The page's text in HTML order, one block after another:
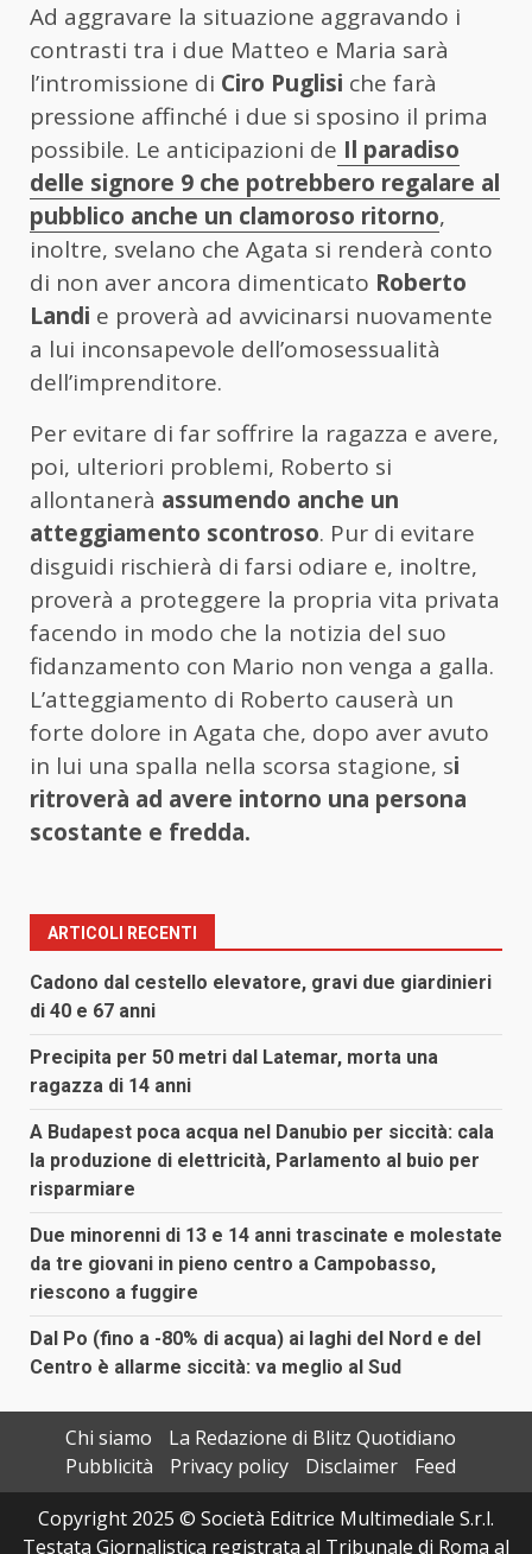
Ad aggravare la situazione aggravando i
contrasti tra i due Matteo e Maria sarà
l’intromissione di Ciro Puglisi che farà
pressione affinché i due si sposino il prima
possibile. Le anticipazioni de Il paradiso
delle signore 9 che potrebbero regalare al
pubblico anche un clamoroso ritorno,
inoltre, svelano che Agata si renderà conto
di non aver ancora dimenticato Roberto
Landi e proverà ad avvicinarsi nuovamente
a lui inconsapevole dell’omosessualità
dell’imprenditore.
Per evitare di far soffrire la ragazza e avere,
poi, ulteriori problemi, Roberto si
allontanerà assumendo anche un
atteggiamento scontroso. Pur di evitare
disguidi rischierà di farsi odiare e, inoltre,
proverà a proteggere la propria vita privata
facendo in modo che la notizia del suo
fidanzamento con Mario non venga a galla.
L’atteggiamento di Roberto causerà un
forte dolore in Agata che, dopo aver avuto
in lui una spalla nella scorsa stagione, si
ritroverà ad avere intorno una persona
scostante e fredda.
ARTICOLI RECENTI
Cadono dal cestello elevatore, gravi due giardinieri
di 40 e 67 anni
Precipita per 50 metri dal Latemar, morta una
ragazza di 14 anni
A Budapest poca acqua nel Danubio per siccità: cala
la produzione di elettricità, Parlamento al buio per
risparmiare
Due minorenni di 13 e 14 anni trascinate e molestate
da tre giovani in pieno centro a Campobasso,
riescono a fuggire
Dal Po (fino a -80% di acqua) ai laghi del Nord e del
Centro è allarme siccità: va meglio al Sud
Chi siamo
La Redazione di Blitz Quotidiano
Pubblicità
Privacy policy Disclaimer
Feed
Copyright 2025 © Società Editrice Multimediale S.r.l.
Testata Giornalistica registrata al Tribunale di Roma al